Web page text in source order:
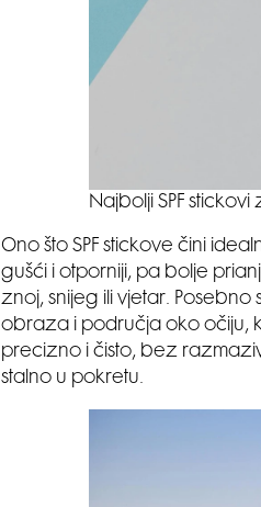
Najbolji SPF
Ono što SPF stickove čini
gušći i otporniji, pa bolje
znoj, snijeg ili vjetar.
obraza i područja oko očiju,
precizno i čisto, bez
stalno u pokretu.